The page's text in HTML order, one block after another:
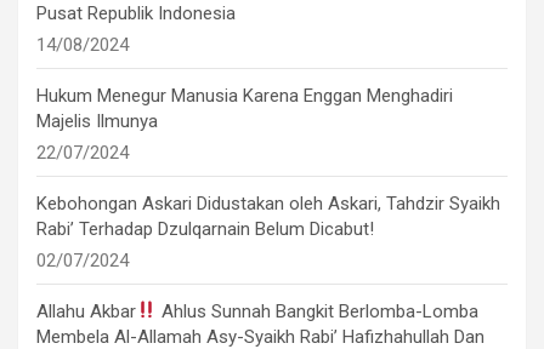
Pusat Republik Indonesia
14/08/2024
Hukum Menegur Manusia Karena Enggan Menghadiri
Majelis Ilmunya
22/07/2024
Kebohongan Askari Didustakan oleh Askari, Tahdzir Syaikh
Rabi’ Terhadap Dzulqarnain Belum Dicabut!
02/07/2024
Allahu Akbar
Ahlus Sunnah Bangkit Berlomba-Lomba
Membela Al-Allamah Asy-Syaikh Rabi’ Hafizhahullah Dan